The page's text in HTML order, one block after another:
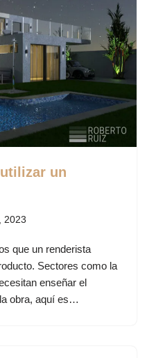
un
2023
que un renderista
Sectores como la
enseñar el
obra, aquí es…